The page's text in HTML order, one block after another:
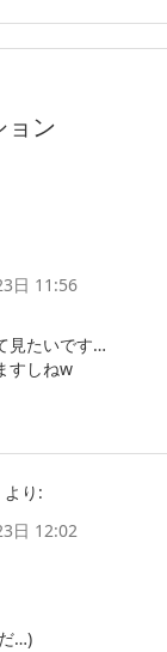
ョン
日 11:56
見たいです…
すしねw
より:
日 12:02
…)